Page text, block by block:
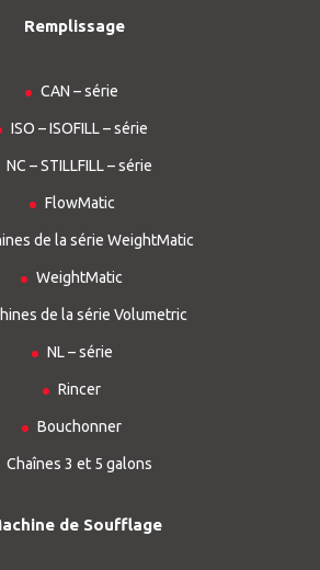
Remplissage
CAN – série
ISO – ISOFILL – série
NC – STILLFILL – série
FlowMatic
de la série WeightMatic
WeightMatic
de la série Volumetric
NL – série
Rincer
Bouchonner
Chaînes 3 et 5 galons
de Soufflage